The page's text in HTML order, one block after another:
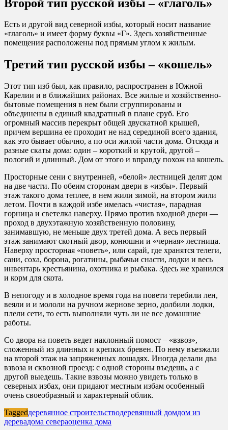
Второй тип русской избы – «глаголь»
Есть и другой вид северной избы, который носит название
«глаголь» и имеет форму буквы «Г». Здесь хозяйственные
помещения расположены под прямым углом к жилым.
Третий тип русской избы – «кошель»
Этот тип изб был, как правило, распространен в Южной
Карелии и в ближайших районах. Все жилые и хозяйственно-
бытовые помещения в нем были сгруппированы и
объединены в единый квадратный в плане сруб. Его
огромный массив перекрыт общей двускатной крышей,
причем вершина ее проходит не над серединой всего здания,
как это бывает обычно, а по оси жилой части дома. Отсюда и
разные скаты дома: один – короткий и крутой, другой –
пологий и длинный. Дом от этого и вправду похож на кошель.
Просторные сени с внутренней, «белой» лестницей делят дом
на две части. По обеим сторонам двери в «избы». Первый
этаж такого дома теплее, в нем жили зимой, на втором жили
летом. Почти в каждой избе имелась «чистая», парадная
горница и светелка наверху. Прямо против входной двери —
проход в двухэтажную хозяйственную половину,
занимавшую, не меньше двух третей дома. А весь первый
этаж занимают скотный двор, конюшни и «черная» лестница.
Наверху просторная «поветь», или сарай, где хранятся телеги,
сани, соха, борона, рогатины, рыбачьи снасти, лодки и весь
инвентарь крестьянина, охотника и рыбака. Здесь же хранился
и корм для скота.
В непогоду и в холодное время года на повети теребили лен,
веяли и и мололи на ручном жернове зерно, долбили лодки,
плели сети, то есть выполняли чуть ли не все домашние
работы.
Со двора на поветь ведет наклонный помост – «взвоз»,
сложенный из длинных и крепких бревен. По нему въезжали
на второй этаж на запряженных лошадях. Иногда делали два
взвоза и сквозной проезд: с одной стороны въедешь, а с
другой выедешь. Такие взвозы можно увидеть только в
северных избах, они придают местным избам особенный
очень своеобразный и характерный облик.
Taggedдеревянное строительстводеревянный домдом из
деревадома севераоценка дома